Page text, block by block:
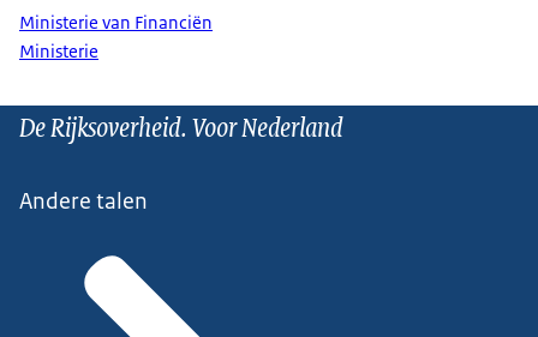
Ministerie van Financiën
Ministerie
De Rijksoverheid. Voor Nederland
Andere talen